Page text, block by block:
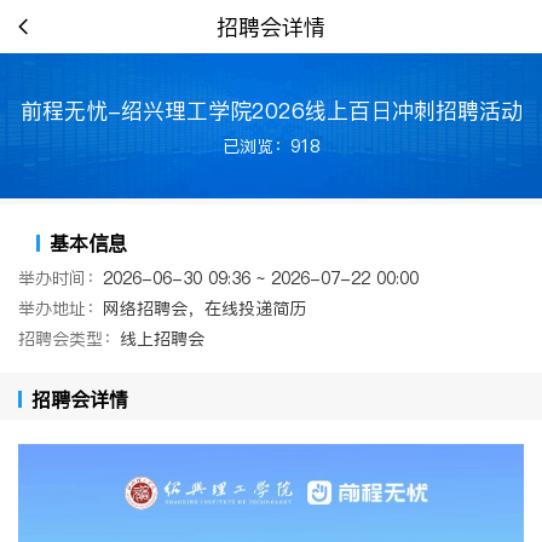
招聘会详情
前程无忧-绍兴理工学院2026线上百日冲刺招聘活动
已浏览：918
基本信息
举办时间： 2026-06-30 09:36 ~ 2026-07-22 00:00
举办地址： 网络招聘会，在线投递简历
招聘会类型： 线上招聘会
招聘会详情